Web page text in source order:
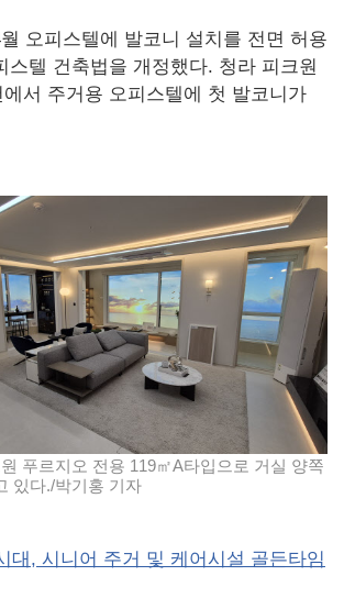
오피스텔에 발코니 설치를 전면 허용
스텔 건축법을 개정했다. 청라 피크원
서 주거용 오피스텔에 첫 발코니가
푸르지오 전용 119㎡A타입으로 거실 양쪽
있다./박기홍 기자
대, 시니어 주거 및 케어시설 골든타임